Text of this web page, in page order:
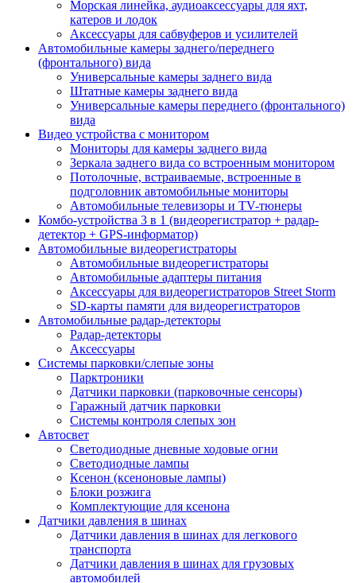
Морская линейка, аудиоаксессуары для яхт,
катеров и лодок
Аксессуары для сабвуферов и усилителей
Автомобильные камеры заднего/переднего
(фронтального) вида
Универсальные камеры заднего вида
Штатные камеры заднего вида
Универсальные камеры переднего (фронтального)
вида
Видео устройства c монитором
Мониторы для камеры заднего вида
Зеркала заднего вида со встроенным монитором
Потолочные, встраиваемые, встроенные в
подголовник автомобильные мониторы
Автомобильные телевизоры и TV-тюнеры
Комбо-устройства 3 в 1 (видеорегистратор + радар-
детектор + GPS-информатор)
Автомобильные видеорегистраторы
Автомобильные видеорегистраторы
Автомобильные адаптеры питания
Аксессуары для видеорегистраторов Street Storm
SD-карты памяти для видеорегистраторов
Автомобильные радар-детекторы
Радар-детекторы
Аксессуары
Системы парковки/слепые зоны
Парктроники
Датчики парковки (парковочные сенсоры)
Гаражный датчик парковки
Системы контроля слепых зон
Автосвет
Светодиодные дневные ходовые огни
Светодиодные лампы
Ксенон (ксеноновые лампы)
Блоки розжига
Комплектующие для ксенона
Датчики давления в шинах
Датчики давления в шинах для легкового
транспорта
Датчики давления в шинах для грузовых
автомобилей